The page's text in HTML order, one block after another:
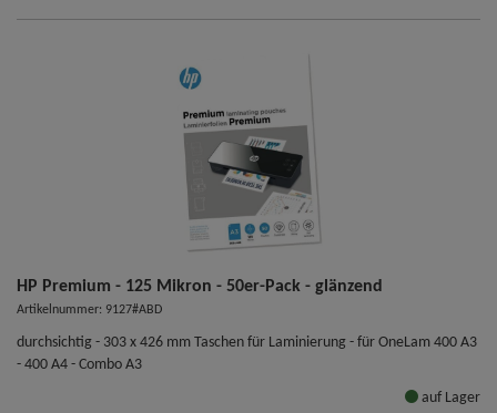
HP Premium - 125 Mikron - 50er-Pack - glänzend
Artikelnummer: 9127#ABD
durchsichtig - 303 x 426 mm Taschen für Laminierung - für OneLam 400 A3
- 400 A4 - Combo A3
auf Lager